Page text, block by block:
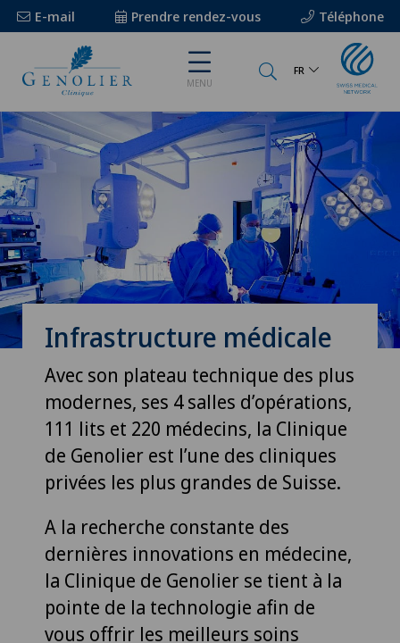
E-mail Prendre rendez-vous Téléphone
MENU
FR
Infrastructure médicale
Avec son plateau technique des plus
modernes, ses 4 salles d’opérations,
111 lits et 220 médecins, la Clinique
de Genolier est l’une des cliniques
privées les plus grandes de Suisse.
A la recherche constante des
dernières innovations en médecine,
la Clinique de Genolier se tient à la
pointe de la technologie afin de
vous offrir les meilleurs soins